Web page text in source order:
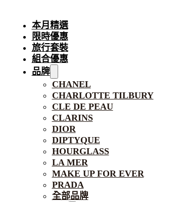
本月精選
限時優惠
旅行套裝
組合優惠
品牌
CHANEL
CHARLOTTE TILBURY
CLE DE PEAU
CLARINS
DIOR
DIPTYQUE
HOURGLASS
LA MER
MAKE UP FOR EVER
PRADA
全部品牌